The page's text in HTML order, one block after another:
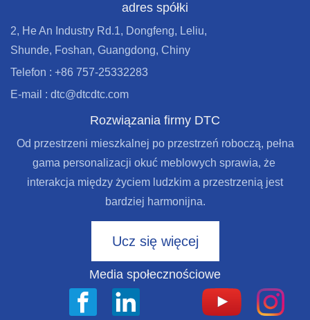
adres spółki
2, He An Industry Rd.1, Dongfeng, Leliu,
Shunde, Foshan, Guangdong, Chiny
Telefon : +86 757-25332283
E-mail : dtc@dtcdtc.com
Rozwiązania firmy DTC
Od przestrzeni mieszkalnej po przestrzeń roboczą, pełna
gama personalizacji okuć meblowych sprawia, że ​​
interakcja między życiem ludzkim a przestrzenią jest
bardziej harmonijna.
Ucz się więcej
Media społecznościowe